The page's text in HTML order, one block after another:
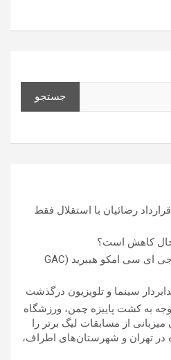
جستجو
رضائیان با استقلال فقط
کاهش است؟
بررسی کراس‌اوور هیبریدی جی ای سی امکو هیبرید (GAC
سینما و تلویزیون درگذشت
به کشت پاییزه چمن، ورزشگاه
از مسابقات لیگ برتر را
تهران و شهرستان‌های اطراف،